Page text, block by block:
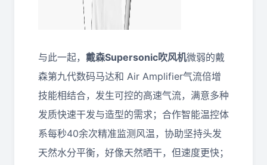
与此一起， 戴森Supersonic吹风机微弱的戴
森第九代数码马达和 Air Amplifier气流倍增
技能相结合，发生可控的高速气流，满意多种
发质快速干发与造型的需求；合作智能温控体
系每秒40余次精准监测风温，协助坚持头发
天然水分平衡，好像天然晒干，但速度更快；